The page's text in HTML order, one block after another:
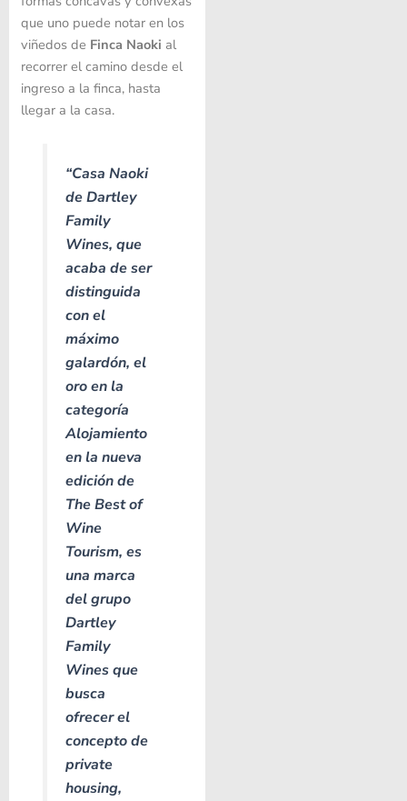
que uno puede notar en los
viñedos de Finca Naoki al
recorrer el camino desde el
ingreso a la finca, hasta
llegar a la casa.
“Casa Naoki
de Dartley
Family
Wines, que
acaba de ser
distinguida
con el
máximo
galardón, el
oro en la
categoría
Alojamiento
en la nueva
edición de
The Best of
Wine
Tourism, es
una marca
del grupo
Dartley
Family
Wines que
busca
ofrecer el
concepto de
private
housing,